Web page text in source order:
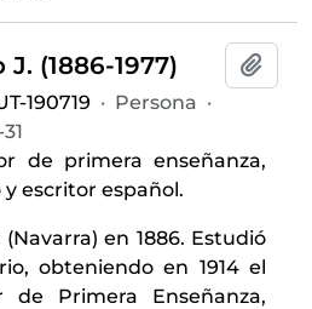
(1886-1977)
190719 · Persona ·
de primera enseñanza,
escritor español.
en 1886. Estudió
obteniendo en 1914 el
Primera Enseñanza,